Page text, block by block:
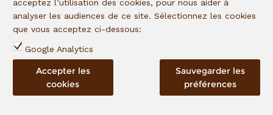
Notre équipe
Nos investissements
CONTACTEZ-NOUS
acceptez l’utilisation des cookies, pour nous aider à
analyser les audiences de ce site. Sélectionnez les cookies
que vous acceptez ci-dessous:
Google Analytics
Sauvegarder les
préférences
Accepter les
cookies